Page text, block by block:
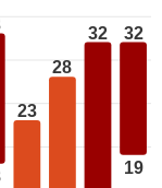
23
28
32 32
19